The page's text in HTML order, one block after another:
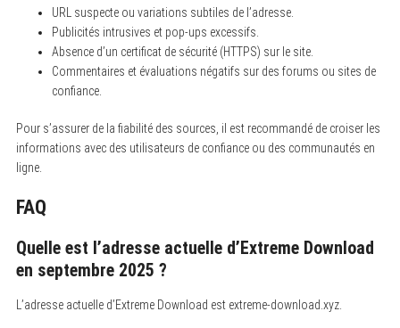
URL suspecte ou variations subtiles de l’adresse.
Publicités intrusives et pop-ups excessifs.
Absence d’un certificat de sécurité (HTTPS) sur le site.
Commentaires et évaluations négatifs sur des forums ou sites de
confiance.
Pour s’assurer de la fiabilité des sources, il est recommandé de croiser les
informations avec des utilisateurs de confiance ou des communautés en
ligne.
FAQ
Quelle est l’adresse actuelle d’Extreme Download
en septembre 2025 ?
L’adresse actuelle d’Extreme Download est extreme-download.xyz.
: